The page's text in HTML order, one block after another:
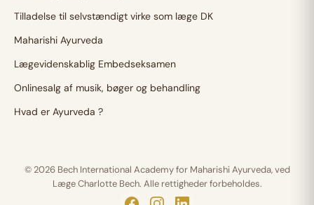
Tilladelse til selvstændigt virke som læge DK
Maharishi Ayurveda
Lægevidenskablig Embedseksamen
Onlinesalg af musik, bøger og behandling
Hvad er Ayurveda ?
© 2026 Bech International Academy for Maharishi Ayurveda, ved
Læge Charlotte Bech. Alle rettigheder forbeholdes.